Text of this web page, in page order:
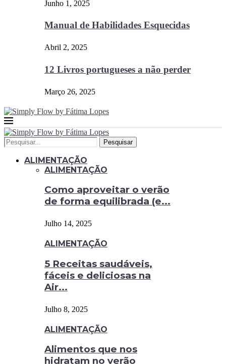
Junho 1, 2025
Manual de Habilidades Esquecidas
Abril 2, 2025
12 Livros portugueses a não perder
Março 26, 2025
Pesquisar
ALIMENTAÇÃO
ALIMENTAÇÃO
Como aproveitar o verão
de forma equilibrada (e...
Julho 14, 2025
ALIMENTAÇÃO
5 Receitas saudáveis,
fáceis e deliciosas na
Air...
Julho 8, 2025
ALIMENTAÇÃO
Alimentos que nos
hidratam no verão